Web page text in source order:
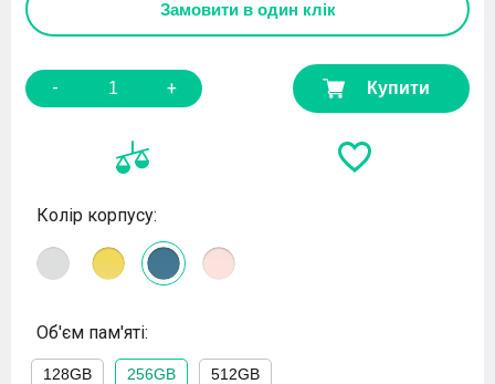
Замовити в один клік
- + Купити
Колір корпусу:
Об'єм пам'яті:
128GB 256GB 512GB